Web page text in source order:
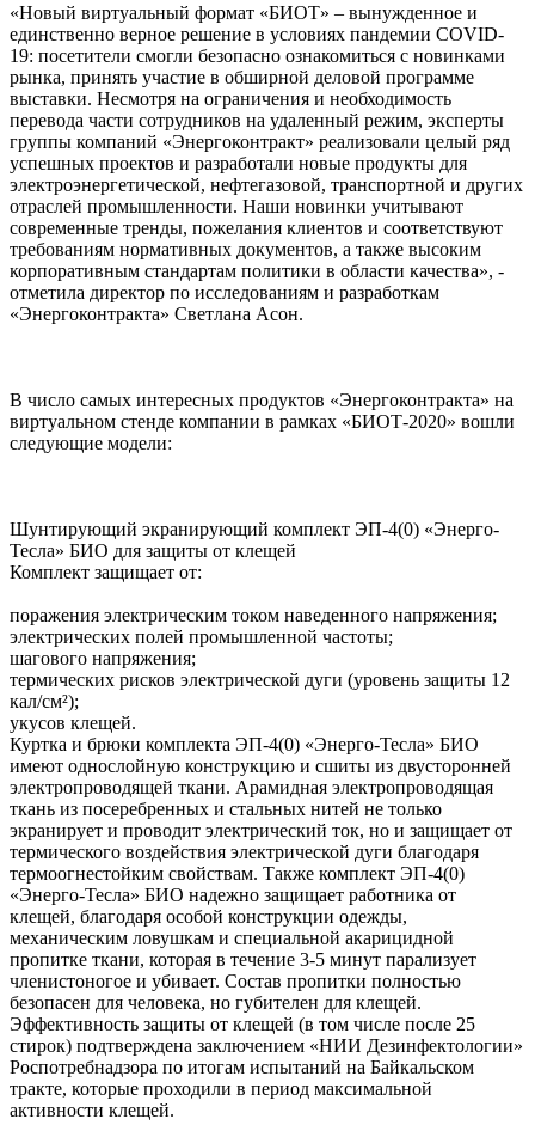
«Новый виртуальный формат «БИОТ» – вынужденное и
единственно верное решение в условиях пандемии COVID-
19: посетители смогли безопасно ознакомиться с новинками
рынка, принять участие в обширной деловой программе
выставки. Несмотря на ограничения и необходимость
перевода части сотрудников на удаленный режим, эксперты
группы компаний «Энергоконтракт» реализовали целый ряд
успешных проектов и разработали новые продукты для
электроэнергетической, нефтегазовой, транспортной и других
отраслей промышленности. Наши новинки учитывают
современные тренды, пожелания клиентов и соответствуют
требованиям нормативных документов, а также высоким
корпоративным стандартам политики в области качества», -
отметила директор по исследованиям и разработкам
«Энергоконтракта» Светлана Асон.
В число самых интересных продуктов «Энергоконтракта» на
виртуальном стенде компании в рамках «БИОТ-2020» вошли
следующие модели:
Шунтирующий экранирующий комплект ЭП-4(0) «Энерго-
Тесла» БИО для защиты от клещей
Комплект защищает от:
поражения электрическим током наведенного напряжения;
электрических полей промышленной частоты;
шагового напряжения;
термических рисков электрической дуги (уровень защиты 12
кал/см²);
укусов клещей.
Куртка и брюки комплекта ЭП-4(0) «Энерго-Тесла» БИО
имеют однослойную конструкцию и сшиты из двусторонней
электропроводящей ткани. Арамидная электропроводящая
ткань из посеребренных и стальных нитей не только
экранирует и проводит электрический ток, но и защищает от
термического воздействия электрической дуги благодаря
термоогнестойким свойствам. Также комплект ЭП-4(0)
«Энерго-Тесла» БИО надежно защищает работника от
клещей, благодаря особой конструкции одежды,
механическим ловушкам и специальной акарицидной
пропитке ткани, которая в течение 3-5 минут парализует
членистоногое и убивает. Состав пропитки полностью
безопасен для человека, но губителен для клещей.
Эффективность защиты от клещей (в том числе после 25
стирок) подтверждена заключением «НИИ Дезинфектологии»
Роспотребнадзора по итогам испытаний на Байкальском
тракте, которые проходили в период максимальной
активности клещей.